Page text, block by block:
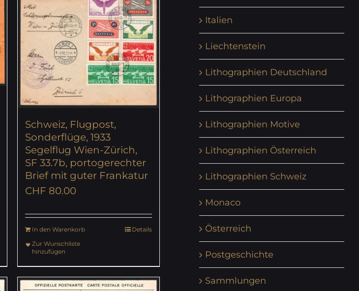
Schweiz, Flugpost,
Sonderflüge, 1933
Segelflug Wien-Zürich,
SF 33.7b, portogerechter
Brief mit guter Frankatur
CHF 80.00
In den Warenkorb
Details
Zur Wunschliste
hinzufügen
Italien
Liechtenstein
Lithographien Deutschland
Lithographien Europa
Lithographien Motive
Lithographien Österreich
Lithographien Schweiz
Monaco
Österreich
Postgeschichte
Sammlungen